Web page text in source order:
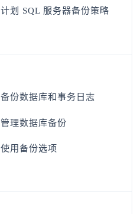
计划 SQL 服务器备份策略
备份数据库和事务日志
管理数据库备份
使用备份选项